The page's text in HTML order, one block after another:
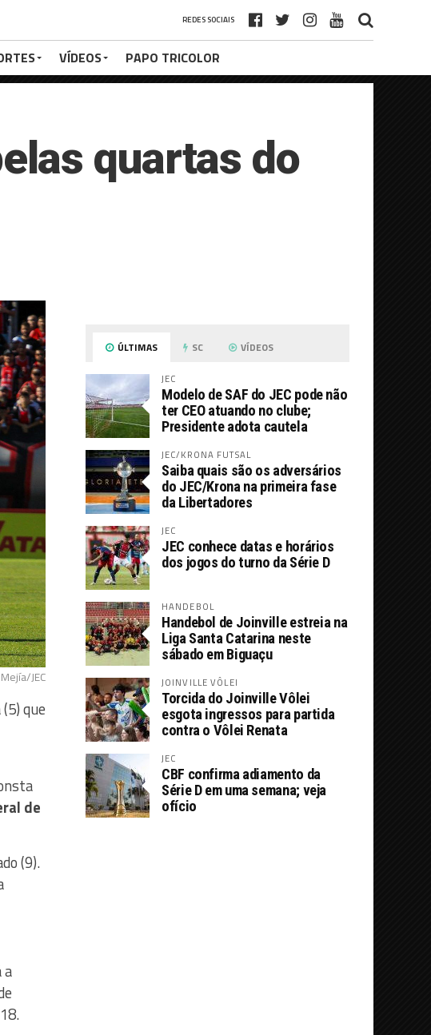
REDES SOCIAIS
VÍDEOS PAPO TRICOLOR
quartas do
JEC
que
de
(9).
a
ÚLTIMAS SC VÍDEOS
JEC
Modelo de SAF do JEC pode não
ter CEO atuando no clube;
Presidente adota cautela
JEC/KRONA FUTSAL
Saiba quais são os adversários
do JEC/Krona na primeira fase
da Libertadores
JEC
JEC conhece datas e horários
dos jogos do turno da Série D
HANDEBOL
Handebol de Joinville estreia na
Liga Santa Catarina neste
sábado em Biguaçu
JOINVILLE VÔLEI
Torcida do Joinville Vôlei
esgota ingressos para partida
contra o Vôlei Renata
JEC
CBF confirma adiamento da
Série D em uma semana; veja
ofício